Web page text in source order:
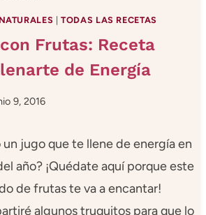
|TODAS LAS RECETAS
Frutas: Receta
de Energía
9, 2016
un jugo que te llene de energía en
año? ¡Quédate aquí porque este
de frutas te va a encantar!
algunos truquitos para que lo